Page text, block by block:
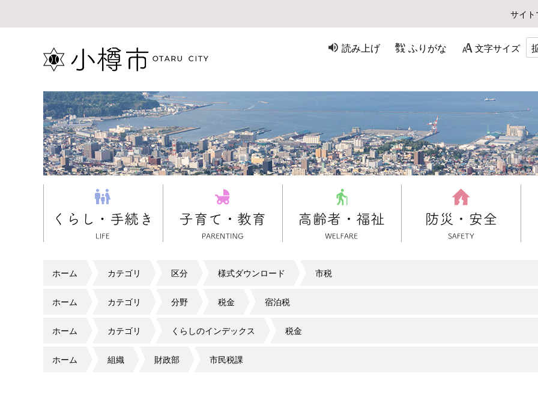
サイ
読み上げ ふりがな 文字サイズ
ホーム カテゴリ 区分 様式ダウンロード 市税
ホーム カテゴリ 分野 税金 宿泊税
ホーム カテゴリ くらしのインデックス 税金
ホーム 組織 財政部 市民税課